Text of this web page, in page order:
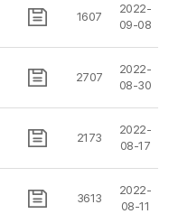
1607
2022-
09-08
2707
2022-
08-30
2173
2022-
08-17
3613
2022-
08-11